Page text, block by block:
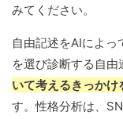
みてください。
自由記述をAIによ
を選び診断する自由
いて考えるきっか
す。性格分析は、